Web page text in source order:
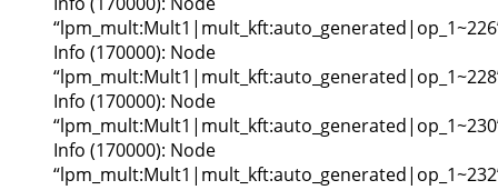
Info (170000): Node
Info (170000): Node
Info (170000): Node